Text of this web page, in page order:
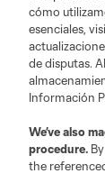
cómo
esenciales,
de disputas.
Información
We’ve also
procedure.
the